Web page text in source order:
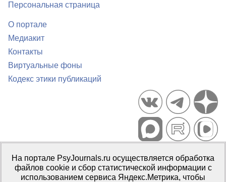
Персональная страница
О портале
Медиакит
Контакты
Виртуальные фоны
Кодекс этики публикаций
Портал психологических изданий PsyJournals.ru, 2007–2026
Правила использования материалов
Свидетельство регистрации СМИЭл № ФС77-66447 от 14 июля
На портале PsyJournals.ru осуществляется обработка
файлов cookie и сбор статистической информации с
использованием сервиса Яндекс.Метрика, чтобы